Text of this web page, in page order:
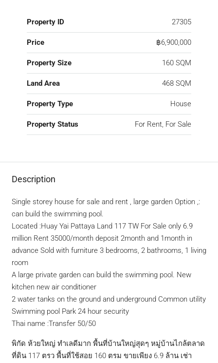
Property ID 27305
Price ฿6,900,000
Property Size 160 SQM
Land Area 468 SQM
Property Type House
Property Status For Rent, For Sale
Description
Single storey house for sale and rent , large garden Option ,:
can build the swimming pool.
Located :Huay Yai Pattaya Land 117 TW For Sale only 6.9
million Rent 35000/month deposit 2month and 1month in
advance Sold with furniture 3 bedrooms, 2 bathrooms, 1 living
room
A large private garden can build the swimming pool. New
kitchen new air conditioner
2 water tanks on the ground and underground Common utility
Swimming pool Park 24 hour security
Thai name :Transfer 50/50
พิกัด ห้วยใหญ่ ทำเลดีมาก พื้นที่บ้านใหญ่สุดๆ หมู่บ้านไกล้ตลาด
ที่ดิน 117 ตรว พื้นที่ใช้สอย 160 ตรม ขายเพียง 6.9 ล้าน เช่า